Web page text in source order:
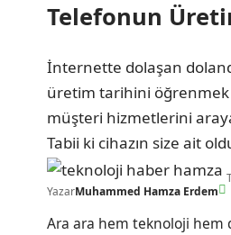
Telefonun
İnternette dolaşan
üretim tarihini öğrenmek
müşteri hizmetlerini
Tabii ki cihazın size ait
YazarMuhammed Hamza Erdem
Ara ara hem teknoloji hem